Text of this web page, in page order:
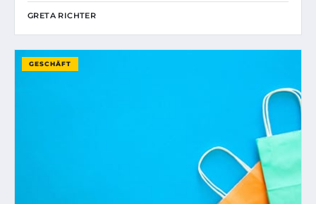
GRETA RICHTER
GESCHÄFT